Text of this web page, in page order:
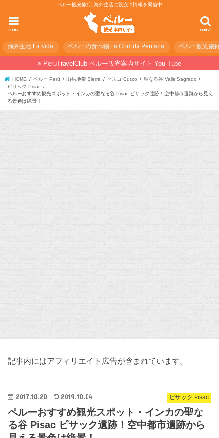
ペルー観光旅行､海外生活に役立つ情報を発信中
search
menu
海外生活 La Vida ペルーの食べ物 La Comida Peruana ペルー観光旅
PeruTravelClub ペルー観光案内サイト You Tube
HOME ペルー Perú 山岳地帯 Sierra クスコ Cusco
聖なる谷 Valle Sagrado
ピサック Pisac
ペルーおすすめ観光スポット・インカの聖なる谷 Pisac ピサック遺跡！空中都市遺跡から見え
る景色は絶景！
記事内にはアフィリエイト広告が含まれています。
ピサック Pisac
2017.10.20 2019.10.04
ペルーおすすめ観光スポット・インカの聖な
る谷 Pisac ピサック遺跡！空中都市遺跡から